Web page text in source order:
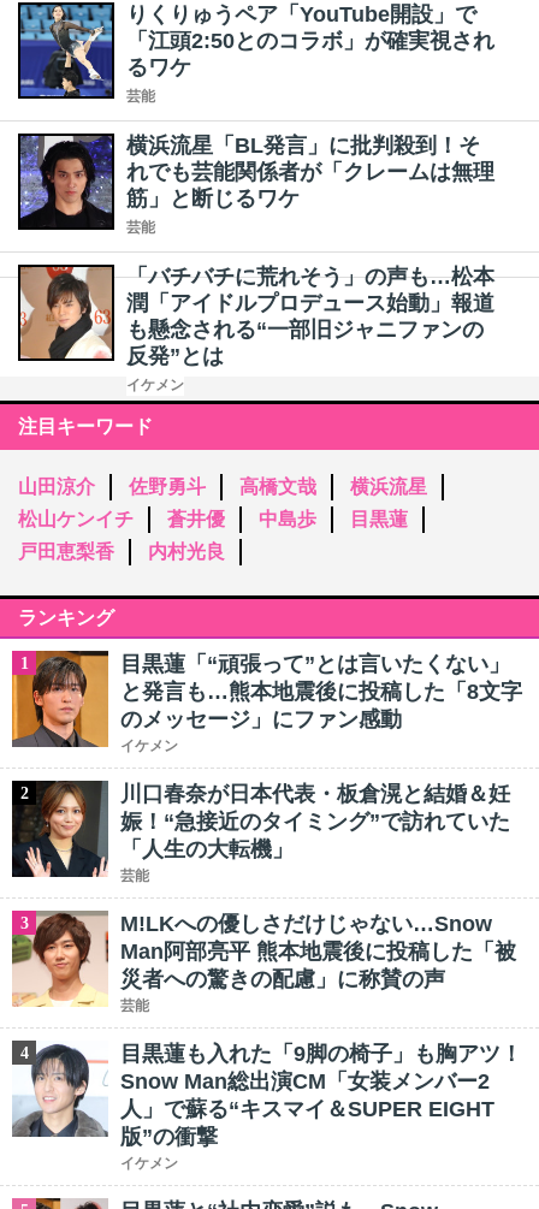
りくりゅうペア「YouTube開設」で
「江頭2:50とのコラボ」が確実視され
るワケ
芸能
横浜流星「BL発言」に批判殺到！そ
れでも芸能関係者が「クレームは無理
筋」と断じるワケ
芸能
「バチバチに荒れそう」の声も…松本
潤「アイドルプロデュース始動」報道
も懸念される“一部旧ジャニファンの
反発”とは
イケメン
注目キーワード
山田涼介 佐野勇斗 高橋文哉
横浜流星
松山ケンイチ
蒼井優 中島歩
目黒蓮
戸田恵梨香
内村光良
ランキング
1
目黒蓮「“頑張って”とは言いたくない」
と発言も…熊本地震後に投稿した「8文字
のメッセージ」にファン感動
イケメン
2
川口春奈が日本代表・板倉滉と結婚＆妊
娠！“急接近のタイミング”で訪れていた
「人生の大転機」
芸能
3
M!LKへの優しさだけじゃない…Snow
Man阿部亮平 熊本地震後に投稿した「被
災者への驚きの配慮」に称賛の声
芸能
4
目黒蓮も入れた「9脚の椅子」も胸アツ！
Snow Man総出演CM「女装メンバー2
人」で蘇る“キスマイ＆SUPER EIGHT
版”の衝撃
イケメン